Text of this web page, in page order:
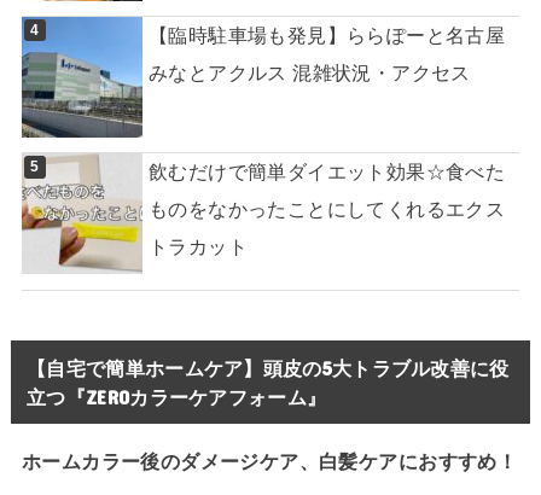
【臨時駐車場も発見】ららぽーと名古屋
みなとアクルス 混雑状況・アクセス
飲むだけで簡単ダイエット効果☆食べた
ものをなかったことにしてくれるエクス
トラカット
【自宅で簡単ホームケア】頭皮の5大トラブル改善に役
立つ『ZEROカラーケアフォーム』
ホームカラー後のダメージケア、白髪ケアにおすすめ！